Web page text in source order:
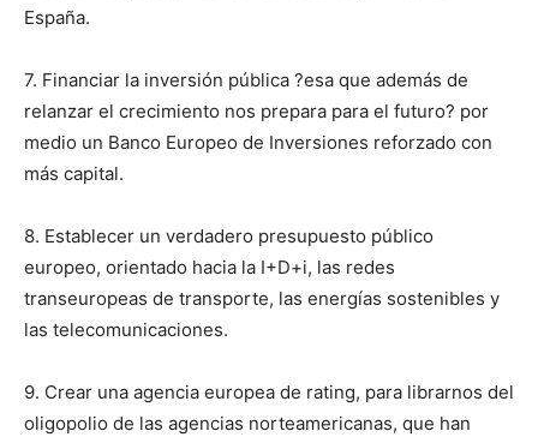
España.
7. Financiar la inversión pública ?esa que además de
relanzar el crecimiento nos prepara para el futuro? por
medio un Banco Europeo de Inversiones reforzado con
más capital.
8. Establecer un verdadero presupuesto público
europeo, orientado hacia la I+D+i, las redes
transeuropeas de transporte, las energías sostenibles y
las telecomunicaciones.
9. Crear una agencia europea de rating, para librarnos del
oligopolio de las agencias norteamericanas, que han